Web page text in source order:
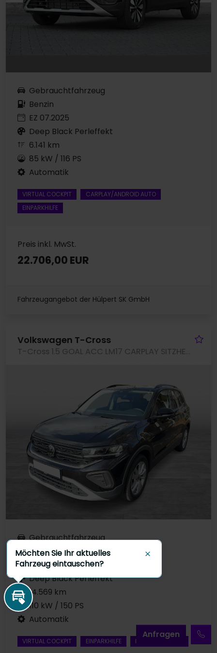
Anfragen
Gebrauchtfahrzeug
Benzin
EZ 07.2025
Deep Black Perleffekt
6.141 km
85 kW / 116 PS
Automatik
VIRTUAL COCKPIT
CARPLAY/ANDROID AUTO
EINPARKHILFE
Preis inkl. MwSt.
22.706,00 EUR
Fahrzeugangebot der Hülpert SK GmbH
Volkswagen T-Cross
T-Cross 1.5 GOAL ACC LM17 CARPLAY SITZHEIZUNG
Gebrauchtfahrzeug
Benzin
EZ 07.2025
Deep Black Perleffekt
14.569 km
110 kW / 150 PS
Automatik
VIRTUAL COCKPIT EINPARKHILFE KLIMAAUTOMATIK
Inzahlungnahme
Möchten Sie Ihr aktuelles
Fahrzeug eintauschen?
Schließen